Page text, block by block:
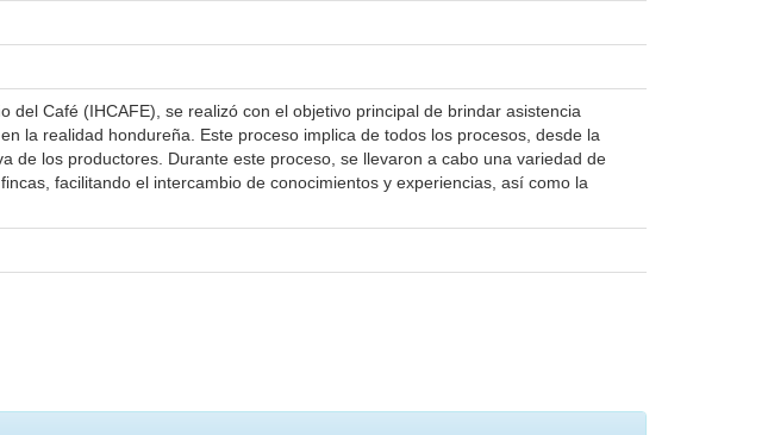
Café (IHCAFE), se realizó con el objetivo principal de brindar asistencia
la realidad hondureña. Este proceso implica de todos los procesos, desde la
de los productores. Durante este proceso, se llevaron a cabo una variedad de
facilitando el intercambio de conocimientos y experiencias, así como la